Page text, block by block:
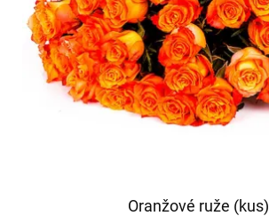
Oranžové ruže (kus)